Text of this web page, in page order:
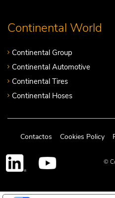
Continental World
Continental Group
Continental Automotive
Continental Tires
Continental Hoses
Contactos Cookies Policy
©